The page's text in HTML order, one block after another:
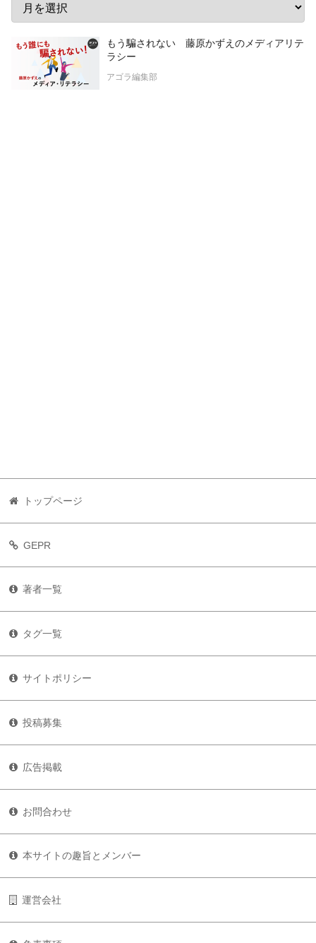
もう騙されない 藤原かずえのメディアリテ
ラシー
アゴラ編集部
トップページ
GEPR
著者一覧
タグ一覧
サイトポリシー
投稿募集
広告掲載
お問合わせ
本サイトの趣旨とメンバー
運営会社